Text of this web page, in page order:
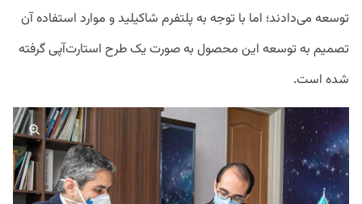
توسعه می‌دادند؛ اما با توجه به پلتفرم شاکیلید و موارد استفاده آن
تصمیم به توسعه این محصول به صورت یک طرح استارت‌آپی گرفته
شده است.